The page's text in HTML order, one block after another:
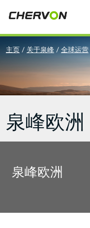
关于泉峰
全球业务
招贤纳士
新闻中心
投资者关系
Search
搜
索
You
are
here
主页 / 关于泉峰 / 全球运营
泉峰欧洲
泉峰欧洲